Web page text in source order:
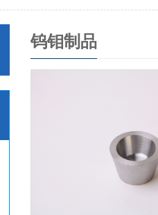
钨钼制品